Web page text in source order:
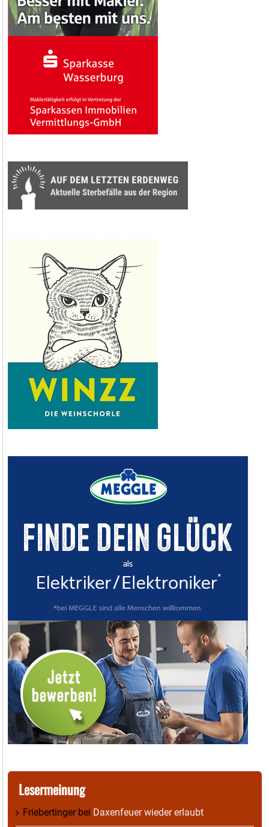
Lesermeinung
Friebertingerbei Daxenfeuer wieder erlaubt